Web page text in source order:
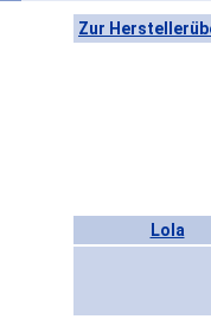
Zur
Lola